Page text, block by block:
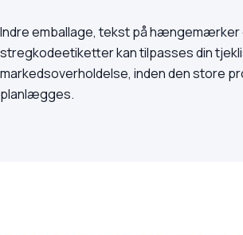
Indre emballage, tekst på hængemærker
stregkodeetiketter kan tilpasses din
markedsoverholdelse, inden den store
planlægges.